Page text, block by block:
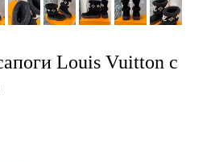
Louis Vuitton с